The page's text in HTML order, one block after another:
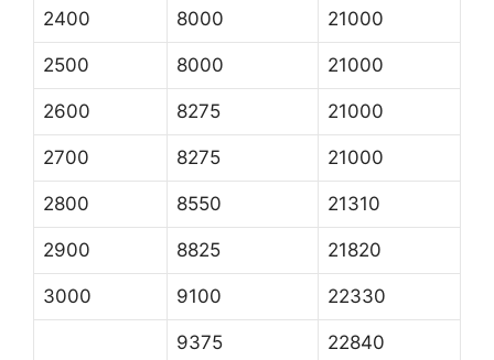
2400 8000 21000
2500 8000 21000
2600 8275 21000
2700 8275 21000
2800 8550 21310
2900 8825 21820
3000 9100 22330
9375 22840